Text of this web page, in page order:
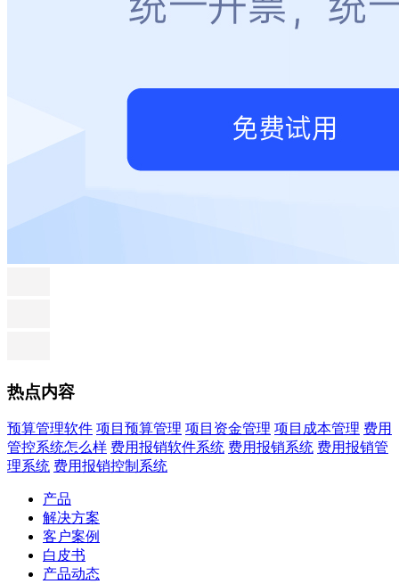
热点内容
预算管理软件 项目预算管理 项目资金管理 项目成本管理 费用
管控系统怎么样 费用报销软件系统 费用报销系统 费用报销管
理系统 费用报销控制系统
产品
解决方案
客户案例
白皮书
产品动态